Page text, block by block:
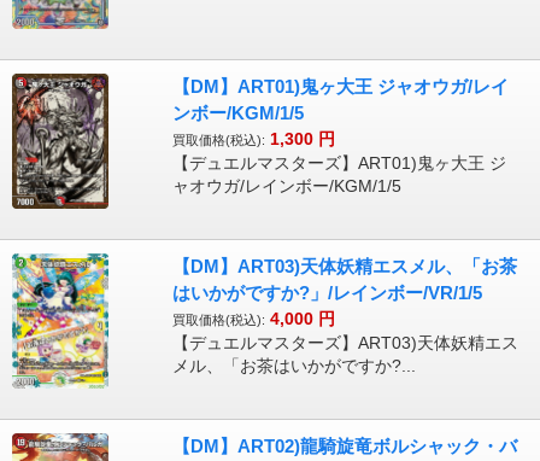
【DM】ART01)鬼ヶ大王 ジャオウガ/レイ
ンボー/KGM/1/5
買取価格(税込): 1,300 円
【デュエルマスターズ】ART01)鬼ヶ大王 ジ
ャオウガ/レインボー/KGM/1/5
【DM】ART03)天体妖精エスメル、「お茶
はいかがですか?」/レインボー/VR/1/5
買取価格(税込): 4,000 円
【デュエルマスターズ】ART03)天体妖精エス
メル、「お茶はいかがですか?...
【DM】ART02)龍騎旋竜ボルシャック・バ